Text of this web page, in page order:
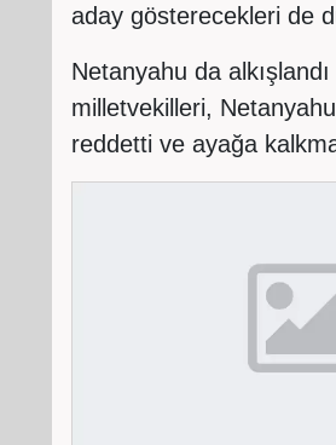
aday gösterecekleri de
Netanyahu da
milletvekilleri,
reddetti ve ayağa